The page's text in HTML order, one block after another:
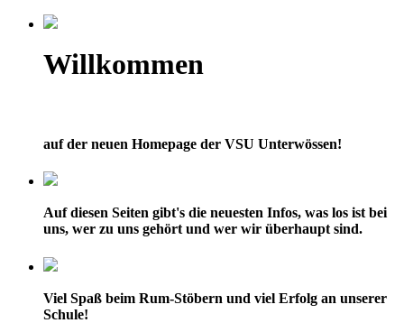
Willkommen
auf der neuen Homepage der VSU Unterwössen!
Auf diesen Seiten gibt's die neuesten Infos, was los ist bei
uns, wer zu uns gehört und wer wir überhaupt sind.
Viel Spaß beim Rum-Stöbern und viel Erfolg an unserer
Schule!